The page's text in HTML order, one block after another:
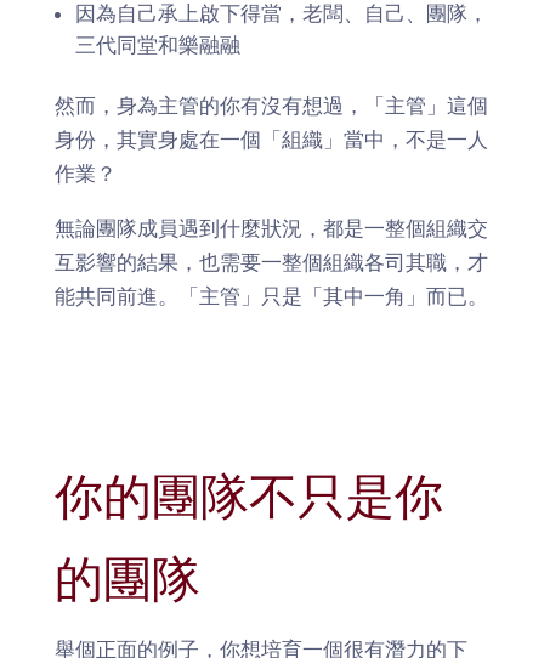
因為自己承上啟下得當，老闆、自己、團隊，
三代同堂和樂融融
然而，身為主管的你有沒有想過，「主管」這個
身份，其實身處在一個「組織」當中，不是一人
作業？
無論團隊成員遇到什麼狀況，都是一整個組織交
互影響的結果，也需要一整個組織各司其職，才
能共同前進。「主管」只是「其中一角」而已。
你的團隊不只是你
的團隊
舉個正面的例子，你想培育一個很有潛力的下